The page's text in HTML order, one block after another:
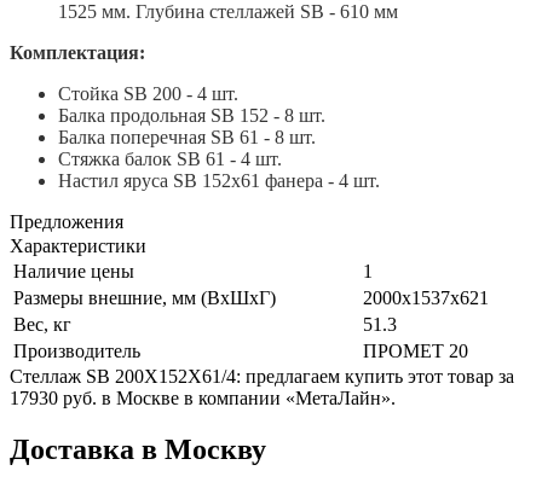
1525 мм. Глубина стеллажей SB - 610 мм
Комплектация:
Стойка SB 200 - 4 шт.
Балка продольная SB 152 - 8 шт.
Балка поперечная SB 61 - 8 шт.
Стяжка балок SB 61 - 4 шт.
Настил яруса SB 152х61 фанера - 4 шт.
Предложения
Характеристики
Наличие цены
1
Размеры внешние, мм (ВхШхГ)
2000x1537x621
Вес, кг
51.3
Производитель
ПРОМЕТ 20
Стеллаж SB 200X152X61/4: предлагаем купить этот товар за
17930 руб. в Москве в компании «МетаЛайн».
Доставка в Москву